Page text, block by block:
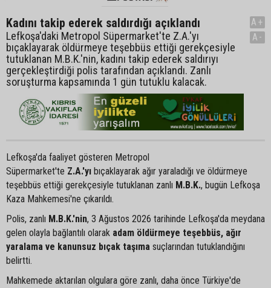
Kadını takip ederek saldırdığı açıklandı
Lefkoşa'daki Metropol Süpermarket'te Z.A.'yı
bıçaklayarak öldürmeye teşebbüs ettiği gerekçesiyle
tutuklanan M.B.K.'nin, kadını takip ederek saldırıyı
gerçekleştirdiği polis tarafından açıklandı. Zanlı
soruşturma kapsamında 1 gün tutuklu kalacak.
A+
A-
Lefkoşa'da faaliyet gösteren Metropol
Süpermarket'te Z.A.'yı bıçaklayarak ağır yaraladığı ve öldürmeye
teşebbüs ettiği gerekçesiyle tutuklanan zanlı M.B.K., bugün Lefkoşa
Kaza Mahkemesi'ne çıkarıldı.
Polis, zanlı M.B.K.'nin, 3 Ağustos 2026 tarihinde Lefkoşa'da meydana
gelen olayla bağlantılı olarak adam öldürmeye teşebbüs, ağır
yaralama ve kanunsuz bıçak taşıma suçlarından tutuklandığını
belirtti.
Mahkemede aktarılan olgulara göre zanlı, daha önce Türkiye'de